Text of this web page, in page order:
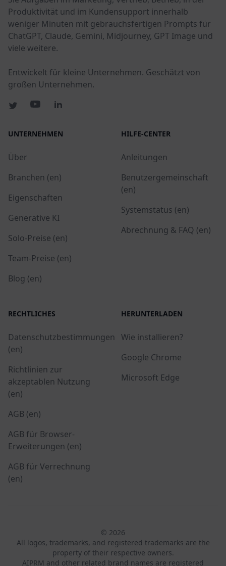
Produktivität und im Kundensupport innerhalb
weniger Minuten mit gebrauchsfertigen Prompts für
ChatGPT, Claude, Gemini, Midjourney, GPT Image und
viele weitere.
Entwickelt für kleine Unternehmen. Geschätzt von
großen Unternehmen.
UNTERNEHMEN
Über
Branchen (en)
Eigenschaften
Generative KI
Solo-Preise (en)
Team-Preise (en)
Blog (en)
HILFE-CENTER
Anleitungen
Benutzergemeinschaft
(en)
Systemstatus (en)
Abrechnung & FAQ (en)
RECHTLICHES
Datenschutzbestimmungen
(en)
Richtlinien zur
akzeptablen Nutzung
(en)
AGB (en)
AGB für Browser-
Erweiterungen (en)
AGB für Verrechnung
(en)
HERUNTERLADEN
Wie installieren?
Google Chrome
Microsoft Edge
© 2026
All logos, trademarks, and registered trademarks are the
property of their respective owners.
AIPRM and other related brand names are registered